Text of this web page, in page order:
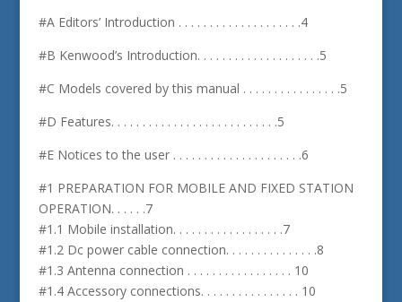
#A Editors’ Introduction . . . . . . . . . . . . . . . . . . . .4
#B Kenwood’s Introduction. . . . . . . . . . . . . . . . . . . .5
#C Models covered by this manual . . . . . . . . . . . . . . . .5
#D Features. . . . . . . . . . . . . . . . . . . . . . . . . . .5
#E Notices to the user . . . . . . . . . . . . . . . . . . . . .6
#1 PREPARATION FOR MOBILE AND FIXED STATION
OPERATION. . . . . .7
#1.1 Mobile installation. . . . . . . . . . . . . . . . . .7
#1.2 Dc power cable connection. . . . . . . . . . . . . . .8
#1.3 Antenna connection . . . . . . . . . . . . . . . . . 10
#1.4 Accessory connections. . . . . . . . . . . . . . . . 10